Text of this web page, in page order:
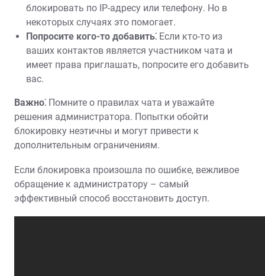
блокировать по IP-адресу или телефону. Но в
некоторых случаях это помогает.
Попросите кого-то добавить⁚ Если кто-то из
ваших контактов является участником чата и
имеет права приглашать, попросите его добавить
вас.
Важно⁚ Помните о правилах чата и уважайте
решения администратора. Попытки обойти
блокировку неэтичны и могут привести к
дополнительным ограничениям.
Если блокировка произошла по ошибке, вежливое
обращение к администратору – самый
эффективный способ восстановить доступ.